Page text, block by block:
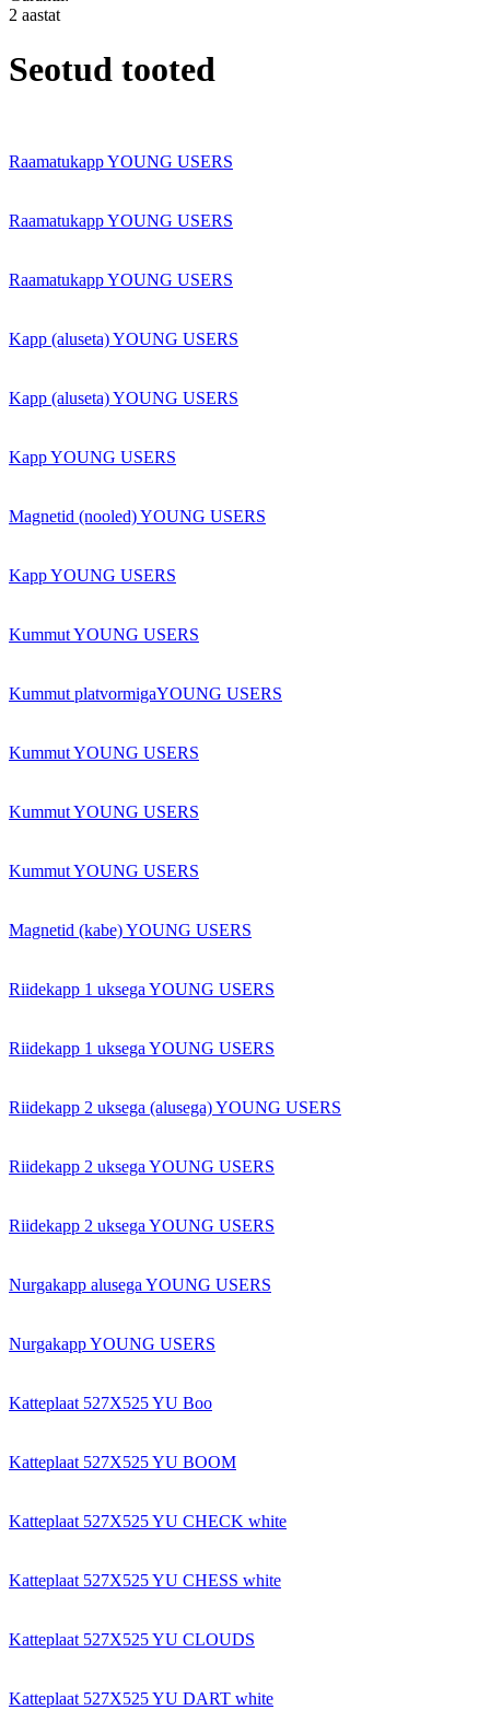
2 aastat
Seotud tooted
Raamatukapp YOUNG USERS
Raamatukapp YOUNG USERS
Raamatukapp YOUNG USERS
Kapp (aluseta) YOUNG USERS
Kapp (aluseta) YOUNG USERS
Kapp YOUNG USERS
Magnetid (nooled) YOUNG USERS
Kapp YOUNG USERS
Kummut YOUNG USERS
Kummut platvormigaYOUNG USERS
Kummut YOUNG USERS
Kummut YOUNG USERS
Kummut YOUNG USERS
Magnetid (kabe) YOUNG USERS
Riidekapp 1 uksega YOUNG USERS
Riidekapp 1 uksega YOUNG USERS
Riidekapp 2 uksega (alusega) YOUNG USERS
Riidekapp 2 uksega YOUNG USERS
Riidekapp 2 uksega YOUNG USERS
Nurgakapp alusega YOUNG USERS
Nurgakapp YOUNG USERS
Katteplaat 527X525 YU Boo
Katteplaat 527X525 YU BOOM
Katteplaat 527X525 YU CHECK white
Katteplaat 527X525 YU CHESS white
Katteplaat 527X525 YU CLOUDS
Katteplaat 527X525 YU DART white